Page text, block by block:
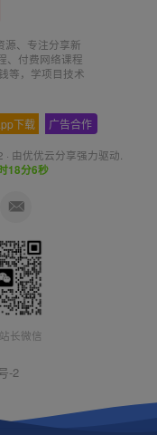
源、专注分享新
、付费网络课程
等，学项目技术
下载 广告合作
· 由优优云分享强力驱动.
18分7秒
长微信
-2